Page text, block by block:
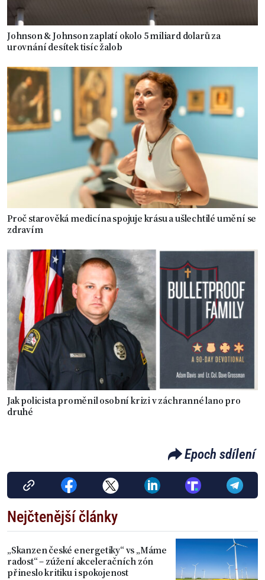
Johnson & Johnson zaplatí okolo 5 miliard dolarů za
urovnání desítek tisíc žalob
Proč starověká medicína spojuje krásu a ušlechtilé umění se
zdravím
Jak policista proměnil osobní krizi v záchranné lano pro
druhé
Epoch sdílení
Nejčtenější články
„Skanzen české energetiky“ vs „Máme
radost“ – zúžení akceleračních zón
přineslo kritiku i spokojenost